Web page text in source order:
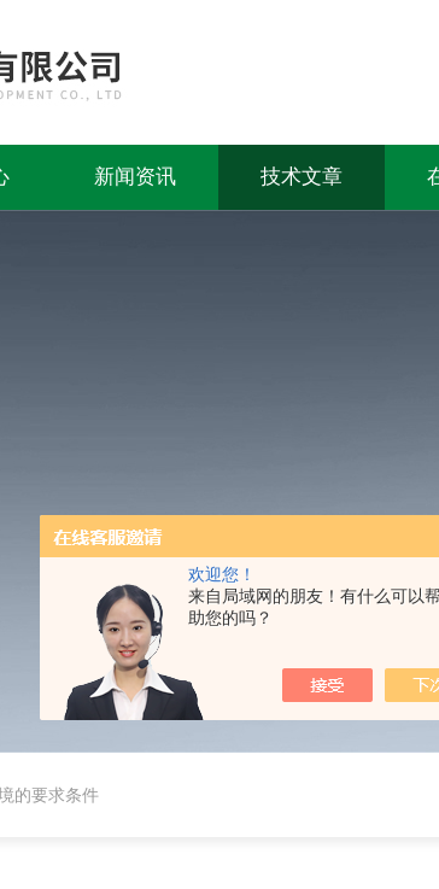
欢迎您！
来自局域网的朋友！有什么可以
助您的吗？
新闻资讯 技术文章
的要求条件